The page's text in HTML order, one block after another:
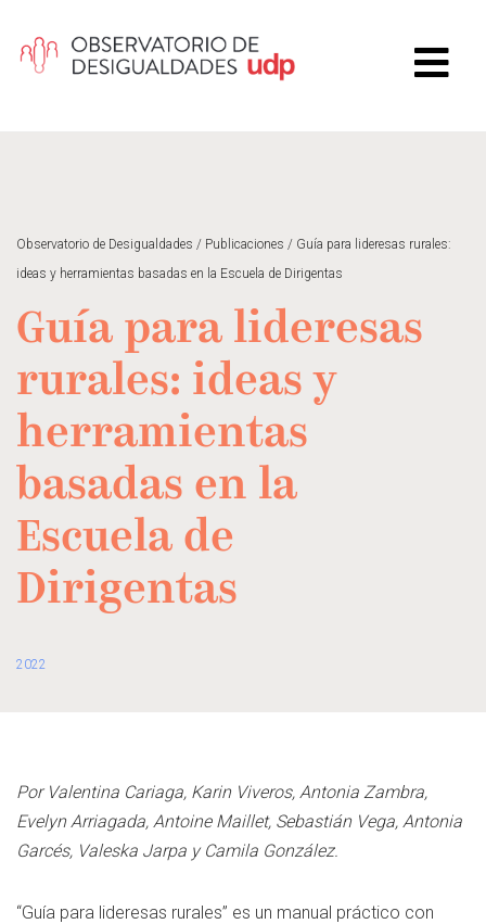
Observatorio de Desigualdades / Publicaciones / Guía para lideresas rurales:
ideas y herramientas basadas en la Escuela de Dirigentas
Guía para lideresas
rurales: ideas y
herramientas
basadas en la
Escuela de
Dirigentas
2022
Por Valentina Cariaga, Karin Viveros, Antonia Zambra,
Evelyn Arriagada, Antoine Maillet, Sebastián Vega, Antonia
Garcés, Valeska Jarpa y Camila González.
“Guía para lideresas rurales” es un manual práctico con